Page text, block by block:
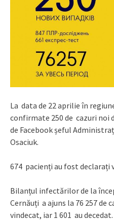
La data de 22 aprilie în
confirmate 250 de cazuri noi
de Facebook șeful
Osaciuk.
674 pacienți au fost declarați
Bilanțul infectărilor de la
Cernăuți a ajuns la 76 257 de
vindecat, iar 1 601 au decedat.